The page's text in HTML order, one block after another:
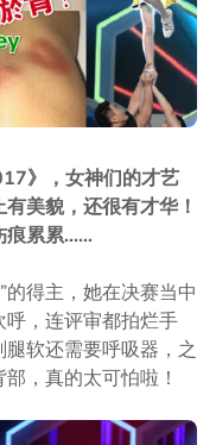
》，女神们的才艺
美貌，还很有才华！
累累......
得主，她在决赛当中
，连评审都拍烂手
软还需要呼吸器，之
，真的太可怕啦！